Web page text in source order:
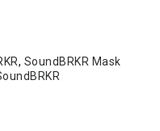
, SoundBRKR Mask